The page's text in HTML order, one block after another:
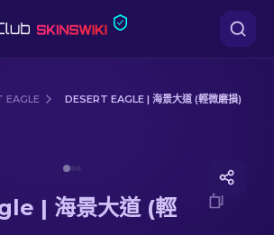
EAGLE DESERT EAGLE | 海景大道 (輕微磨損)
| 海景大道 (輕